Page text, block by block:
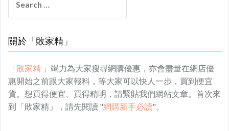
for:
關於「敗家精」
「敗家精 」竭力為大家搜尋網購優惠，亦會盡量在網店優
惠開始之前跟大家報料，等大家可以快人一步，買到便宜
貨。想買得便宜、買得精明，請緊貼我們網站文章。首次來
到「敗家精」，請先閱讀 "網購新手必讀"。